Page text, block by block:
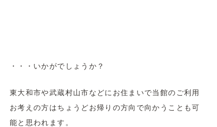
・・・いかがでしょうか？
東大和市や武蔵村山市などにお住まいで当館のご利用
お考えの方はちょうどお帰りの方向で向かうことも可
能と思われます。